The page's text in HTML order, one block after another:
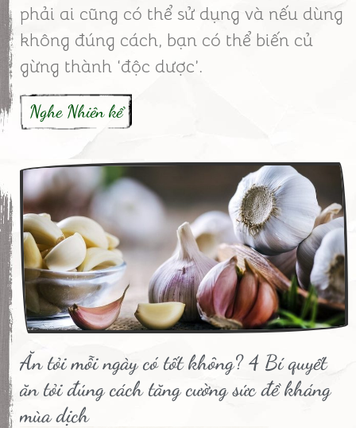
phải ai cũng có thể sử dụng và nếu dùng
không đúng cách, bạn có thể biến củ
gừng thành ‘độc dược’.
Nghe Nhiên kể
Ăn tỏi mỗi ngày có tốt không? 4 Bí quyết
ăn tỏi đúng cách tăng cường sức đề kháng
mùa dịch